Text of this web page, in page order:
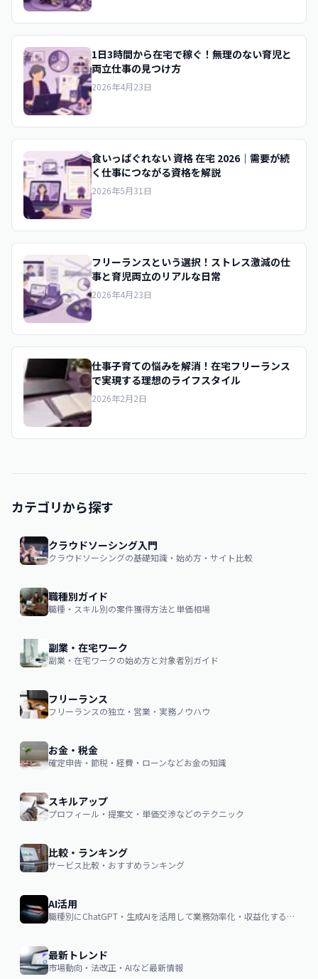
1日3時間から在宅で稼ぐ！無理のない育児と
両立仕事の見つけ方
2026年4月23日
食いっぱぐれない 資格 在宅 2026｜需要が続
く仕事につながる資格を解説
2026年5月31日
フリーランスという選択！ストレス激減の仕
事と育児両立のリアルな日常
2026年4月23日
仕事子育ての悩みを解消！在宅フリーランス
で実現する理想のライフスタイル
2026年2月2日
カテゴリから探す
クラウドソーシング入門
クラウドソーシングの基礎知識・始め方・サイト比較
職種別ガイド
職種・スキル別の案件獲得方法と単価相場
副業・在宅ワーク
副業・在宅ワークの始め方と対象者別ガイド
フリーランス
フリーランスの独立・営業・実務ノウハウ
お金・税金
確定申告・節税・経費・ローンなどお金の知識
スキルアップ
プロフィール・提案文・単価交渉などのテクニック
比較・ランキング
サービス比較・おすすめランキング
AI活用
職種別にChatGPT・生成AIを活用して業務効率化・収益化するノウハウ
最新トレンド
市場動向・法改正・AIなど最新情報